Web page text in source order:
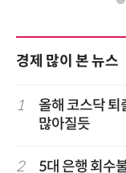
경제 많이 본 뉴스
1
올해 코스닥
많아질듯
2
5대 은행 회수